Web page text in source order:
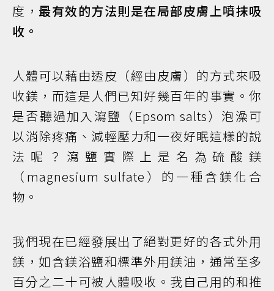
度， 最有效的方法則是在局部皮膚上噴抹吸
收。
人體可以藉由透皮（經由皮膚）的方式來吸
收鎂，而這是人們已知好幾百年的事實。你
是否聽過加入瀉鹽（Epsom salts）泡澡可
以消除疼痛、減輕壓力和一夜好眠這樣的說
法呢？瀉鹽實際上是名為硫酸鎂
（magnesium sulfate）的一種含鎂化合
物。
我們現在已經發展出了絕對更好的各式外用
鎂，如含鎂浴鹽和標準外用鎂油，通常至多
百分之二十可被人體吸收。我自己用的和推